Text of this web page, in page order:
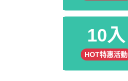
10入
HOT特惠活動